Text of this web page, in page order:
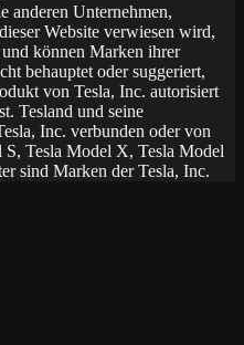
Unternehmen,
Website verwiesen wird,
können Marken ihrer
behauptet oder suggeriert,
von Tesla, Inc. autorisiert
Tesland und seine
Inc. verbunden oder von
S, Tesla Model X, Tesla Model
sind Marken der Tesla, Inc.